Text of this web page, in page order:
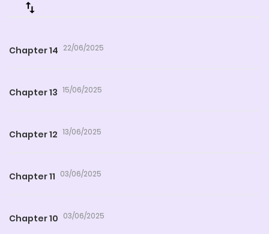
Chapter 14 22/06/2025
Chapter 13 15/06/2025
Chapter 12 13/06/2025
Chapter 11 03/06/2025
Chapter 10 03/06/2025